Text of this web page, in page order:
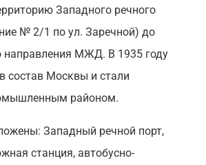
Западного речного
№ 2/1 по ул. Заречной) до
направления МЖД. В 1935 году
состав Москвы и стали
районом.
Западный речной порт,
станция, автобусно-